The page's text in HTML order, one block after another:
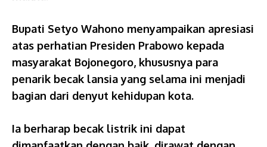
Bupati Setyo Wahono menyampaikan apresiasi
atas perhatian Presiden Prabowo kepada
masyarakat Bojonegoro, khususnya para
penarik becak lansia yang selama ini menjadi
bagian dari denyut kehidupan kota.
Ia berharap becak listrik ini dapat